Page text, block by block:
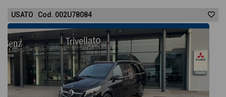
USATO Cod. 002U78084